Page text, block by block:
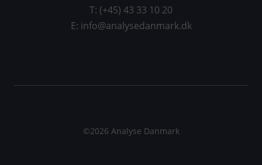
T: (+45) 43 33 10 20
E: info@analysedanmark.dk
©2026 Analyse Danmark